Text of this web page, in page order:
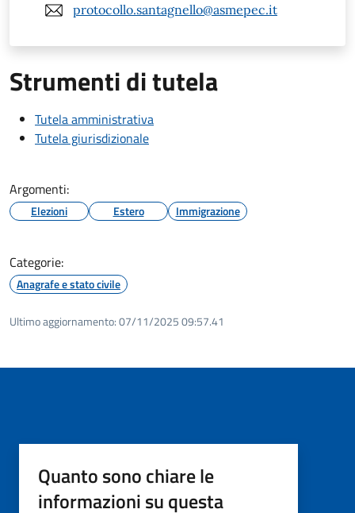
protocollo.santagnello@asmepec.it
Strumenti di tutela
Tutela amministrativa
Tutela giurisdizionale
Argomenti:
Elezioni Estero Immigrazione
Categorie:
Anagrafe e stato civile
Ultimo aggiornamento:07/11/2025 09:57.41
Quanto sono chiare le
informazioni su questa